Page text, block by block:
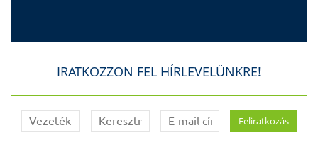
IRATKOZZON FEL HÍRLEVELÜNKRE!